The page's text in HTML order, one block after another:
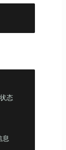
态